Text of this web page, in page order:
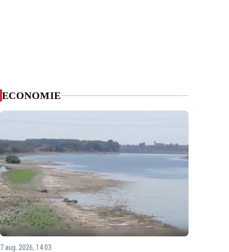
ECONOMIE
7 aug. 2026, 14:03